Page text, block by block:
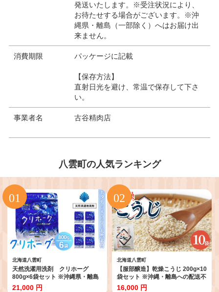
発送いたします。※受注状況により、
お待たせする場合がございます。※沖
縄県・離島（一部除く）へはお届け出
来ません。
消費期限 パッケージに記載
【保存方法】
直射日光を避け、常温で保存して下さ
い。
事業者名 古谷精肉店
八雲町の人気ランキング
北海道八雲町
天然洗濯用洗剤 クリホーグ
800g×6袋セット ※沖縄県・離島
への配送不可
21,000 円
北海道八雲町
【服部醸造】乾燥こうじ 200g×10
袋セット ※沖縄・離島への配送不
可
16,000 円